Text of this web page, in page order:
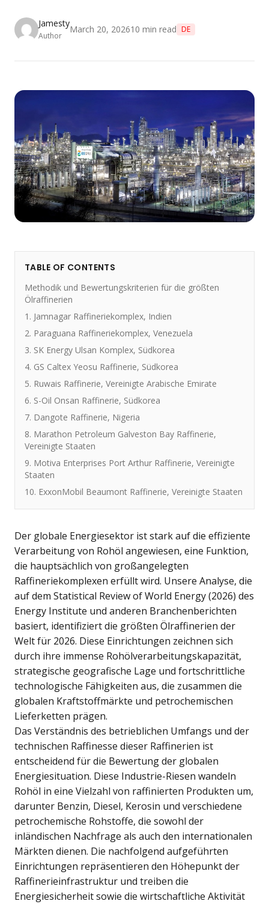
Jamesty
Author
March 20, 202610 min read DE
TABLE OF CONTENTS
Methodik und Bewertungskriterien für die größten
Ölraffinerien
1. Jamnagar Raffineriekomplex, Indien
2. Paraguana Raffineriekomplex, Venezuela
3. SK Energy Ulsan Komplex, Südkorea
4. GS Caltex Yeosu Raffinerie, Südkorea
5. Ruwais Raffinerie, Vereinigte Arabische Emirate
6. S-Oil Onsan Raffinerie, Südkorea
7. Dangote Raffinerie, Nigeria
8. Marathon Petroleum Galveston Bay Raffinerie,
Vereinigte Staaten
9. Motiva Enterprises Port Arthur Raffinerie, Vereinigte
Staaten
10. ExxonMobil Beaumont Raffinerie, Vereinigte Staaten
Der globale Energiesektor ist stark auf die effiziente
Verarbeitung von Rohöl angewiesen, eine Funktion,
die hauptsächlich von großangelegten
Raffineriekomplexen erfüllt wird. Unsere Analyse, die
auf dem Statistical Review of World Energy (2026) des
Energy Institute und anderen Branchenberichten
basiert, identifiziert die größten Ölraffinerien der
Welt für 2026. Diese Einrichtungen zeichnen sich
durch ihre immense Rohölverarbeitungskapazität,
strategische geografische Lage und fortschrittliche
technologische Fähigkeiten aus, die zusammen die
globalen Kraftstoffmärkte und petrochemischen
Lieferketten prägen.
Das Verständnis des betrieblichen Umfangs und der
technischen Raffinesse dieser Raffinerien ist
entscheidend für die Bewertung der globalen
Energiesituation. Diese Industrie-Riesen wandeln
Rohöl in eine Vielzahl von raffinierten Produkten um,
darunter Benzin, Diesel, Kerosin und verschiedene
petrochemische Rohstoffe, die sowohl der
inländischen Nachfrage als auch den internationalen
Märkten dienen. Die nachfolgend aufgeführten
Einrichtungen repräsentieren den Höhepunkt der
Raffinerieinfrastruktur und treiben die
Energiesicherheit sowie die wirtschaftliche Aktivität